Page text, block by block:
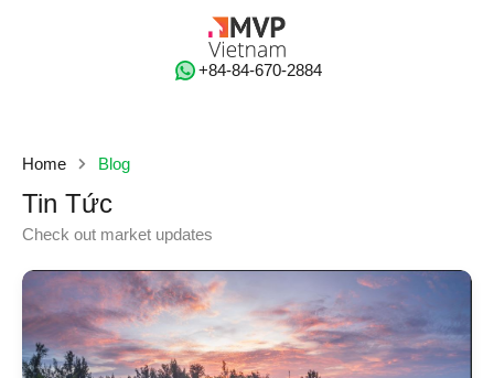
‭+84-84-670-2884‬
Home Blog
Tin Tức
Check out market updates